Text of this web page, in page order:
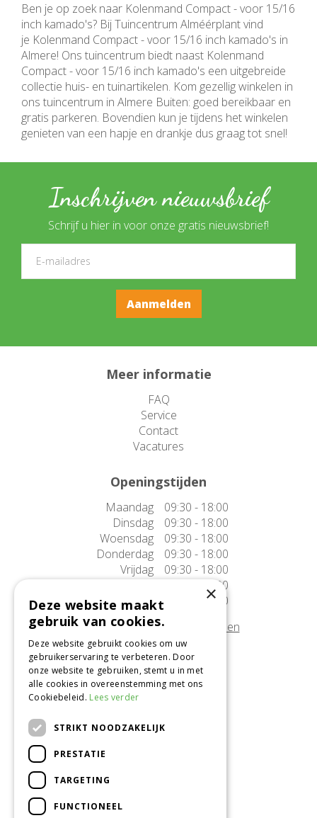
Ben je op zoek naar Kolenmand Compact - voor 15/16
inch kamado's? Bij Tuincentrum Alméérplant vind
je Kolenmand Compact - voor 15/16 inch kamado's in
Almere! Ons tuincentrum biedt naast Kolenmand
Compact - voor 15/16 inch kamado's een uitgebreide
collectie huis- en tuinartikelen. Kom gezellig winkelen in
ons tuincentrum in Almere Buiten: goed bereikbaar en
gratis parkeren. Bovendien kun je tijdens het winkelen
genieten van een hapje en drankje dus graag tot snel!
Inschrijven nieuwsbrief
Schrijf u hier in voor onze gratis nieuwsbrief!
Meer informatie
FAQ
Service
Contact
Vacatures
Openingstijden
Maandag
09:30 - 18:00
Dinsdag
09:30 - 18:00
Woensdag
09:30 - 18:00
Donderdag
09:30 - 18:00
Vrijdag
09:30 - 18:00
Zaterdag
09:30 - 17:00
Zondag
10:00 - 17:00
Afwijkende openingstijden tonen
Onze locatie
Tuincentrum Alméérplant
Jac. P. Thijsseweg 4
×
Deze website maakt
gebruik van cookies.
Deze website gebruikt cookies om uw
gebruikerservaring te verbeteren. Door
onze website te gebruiken, stemt u in met
alle cookies in overeenstemming met ons
Cookiebeleid. Lees verder
STRIKT NOODZAKELIJK
PRESTATIE
TARGETING
FUNCTIONEEL